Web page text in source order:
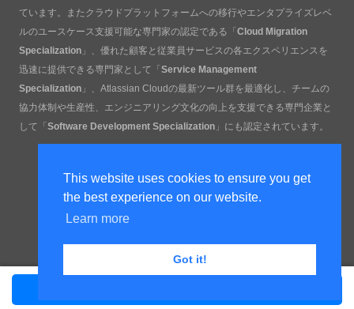
This website uses cookies to ensure you get
the best experience on our website.
Learn more
Got it!
ています。またクラウドプラットフォームへの移行やエンタプライズレベ
ルのユースケース支援可能な専門家の認定である「Cloud Migration
Specialization 」、優れた顧客と従業員サービスの各エクスペリエンスを
迅速に提供できる専門家として「Service Management
Specialization 」、Atlassian Cloudの最新ツール群を最適化し、チームの
協力体制や生産性、エンジニアリング文化の向上を支援できる専門企業と
して「Software Development Specialization 」にも認定されています。